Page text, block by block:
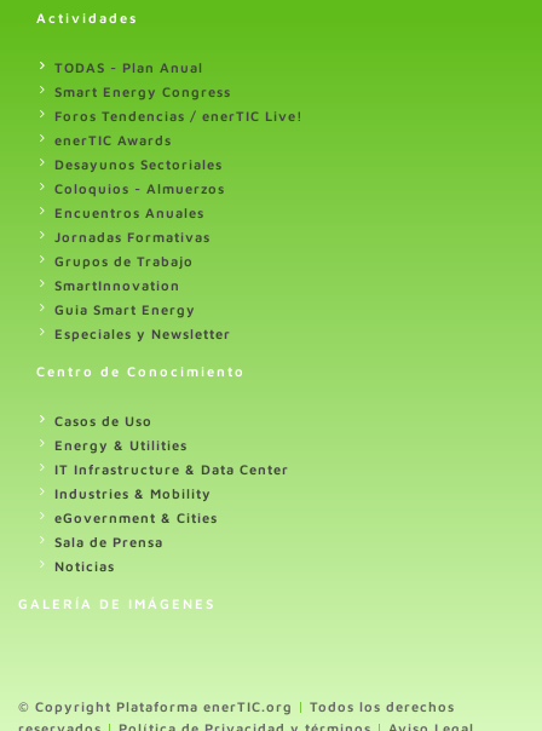
Actividades
TODAS - Plan Anual
Smart Energy Congress
Foros Tendencias / enerTIC Live!
enerTIC Awards
Desayunos Sectoriales
Coloquios - Almuerzos
Encuentros Anuales
Jornadas Formativas
Grupos de Trabajo
SmartInnovation
Guia Smart Energy
Especiales y Newsletter
Centro de Conocimiento
Casos de Uso
Energy & Utilities
IT Infrastructure & Data Center
Industries & Mobility
eGovernment & Cities
Sala de Prensa
Noticias
GALERÍA DE IMÁGENES
© Copyright Plataforma enerTIC.org | Todos los derechos
reservados | Política de Privacidad y términos | Aviso Legal